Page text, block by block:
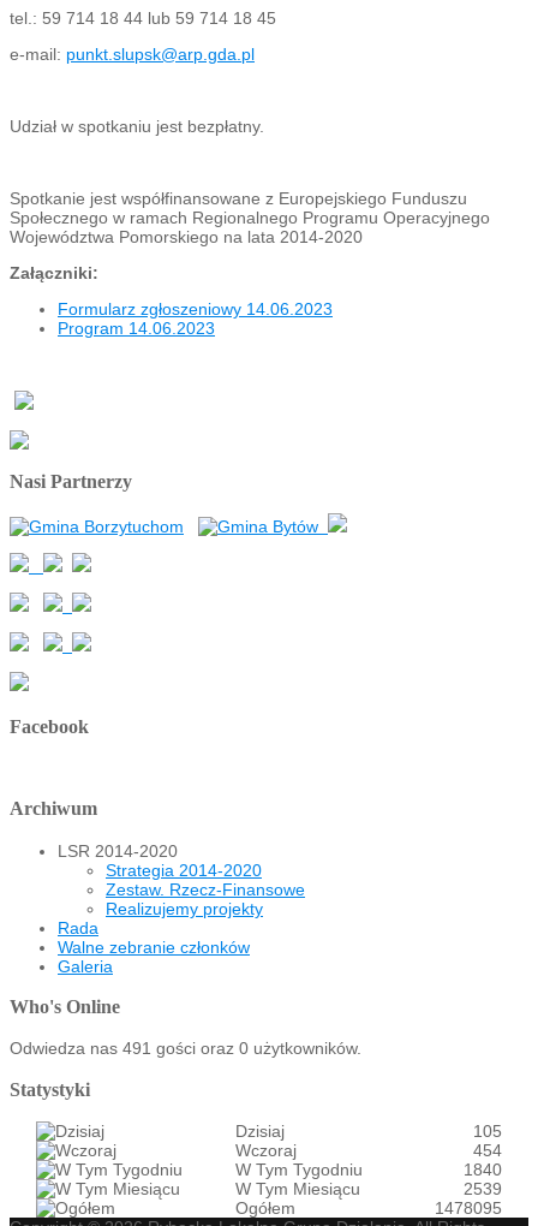
tel.: 59 714 18 44 lub 59 714 18 45
e-mail: punkt.slupsk@arp.gda.pl
Udział w spotkaniu jest bezpłatny.
Spotkanie jest współfinansowane z Europejskiego Funduszu
Społecznego w ramach Regionalnego Programu Operacyjnego
Województwa Pomorskiego na lata 2014-2020
Załączniki:
Formularz zgłoszeniowy 14.06.2023
Program 14.06.2023
Nasi Partnerzy
Facebook
Archiwum
LSR 2014-2020
Strategia 2014-2020
Zestaw. Rzecz-Finansowe
Realizujemy projekty
Rada
Walne zebranie członków
Galeria
Who's Online
Odwiedza nas 491 gości oraz 0 użytkowników.
Statystyki
Dzisiaj
105
Wczoraj
454
W Tym Tygodniu
1840
W Tym Miesiącu
2539
Ogółem
1478095